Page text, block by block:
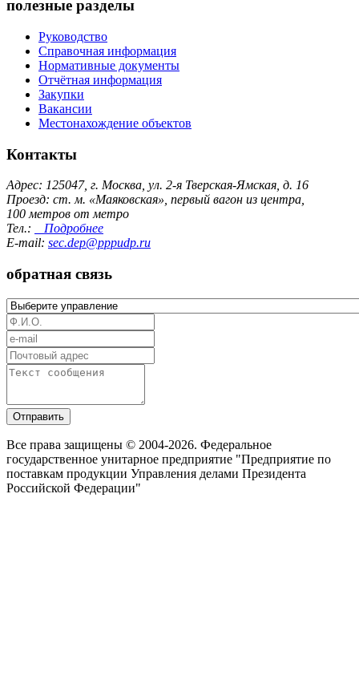
полезные разделы
Руководство
Справочная информация
Нормативные документы
Отчётная информация
Закупки
Вакансии
Местонахождение объектов
Контакты
Адрес: 125047, г. Москва, ул. 2-я Тверская-Ямская, д. 16
Проезд: ст. м. «Маяковская», первый вагон из центра,
100 метров от метро
Тел.:
Подробнее
E-mail: sec.dep@pppudp.ru
обратная связь
Отправить
Все права защищены © 2004-2026. Федеральное
государственное унитарное предприятие "Предприятие по
поставкам продукции Управления делами Президента
Российской Федерации"